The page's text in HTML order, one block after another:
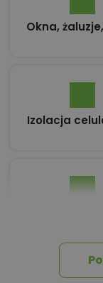
Okna,
Izolacja